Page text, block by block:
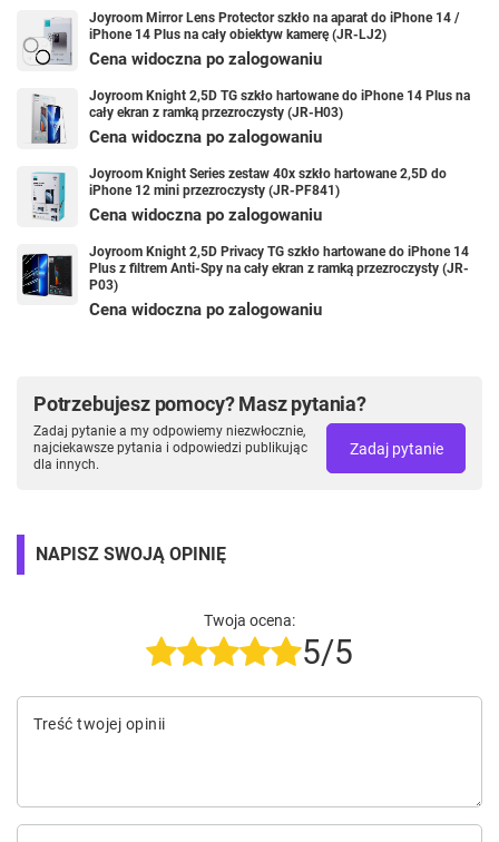
Joyroom Mirror Lens Protector szkło na aparat do iPhone 14 /
iPhone 14 Plus na cały obiektyw kamerę (JR-LJ2)
Cena widoczna po zalogowaniu
Joyroom Knight 2,5D TG szkło hartowane do iPhone 14 Plus na
cały ekran z ramką przezroczysty (JR-H03)
Cena widoczna po zalogowaniu
Joyroom Knight Series zestaw 40x szkło hartowane 2,5D do
iPhone 12 mini przezroczysty (JR-PF841)
Cena widoczna po zalogowaniu
Joyroom Knight 2,5D Privacy TG szkło hartowane do iPhone 14
Plus z filtrem Anti-Spy na cały ekran z ramką przezroczysty (JR-
P03)
Cena widoczna po zalogowaniu
Potrzebujesz pomocy? Masz pytania?
Zadaj pytanie a my odpowiemy niezwłocznie,
najciekawsze pytania i odpowiedzi publikując
dla innych.
Zadaj pytanie
NAPISZ SWOJĄ OPINIĘ
Twoja ocena:
5/5
Treść twojej opinii